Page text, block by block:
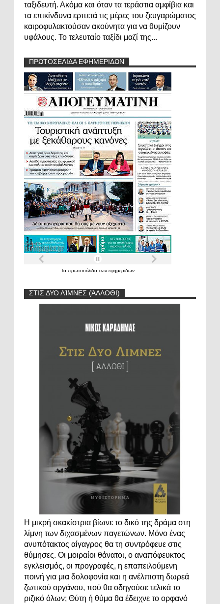
ταξιδευτή. Ακόμα και όταν τα τεράστια αμφίβια και
τα επικίνδυνα ερπετά τις μέρες του ζευγαρώματος
καιροφυλακτούσαν ακούνητα για να θυμίζουν
υφάλους. Το τελευταίο ταξίδι μαζί της...
ΠΡΩΤΟΣΕΛΙΔΑ ΕΦΗΜΕΡΙΔΩΝ
Τα πρωτοσέλιδα των εφημερίδων
ΣΤΙΣ ΔΥΟ ΛΊΜΝΕΣ (ΆΛΛΟΘΙ)
Η μικρή σκακίστρια βίωνε το δικό της δράμα στη
λίμνη των διχασμένων παγετώνων. Μόνο ένας
ανυπότακτος αίγαγρος θα τη συντρόφευε στις
θύμησες. Οι μοιραίοι θάνατοι, ο αναπόφευκτος
εγκλεισμός, οι προγραφές, η επαπειλούμενη
ποινή για μια δολοφονία και η ανέλπιστη δωρεά
ζωτικού οργάνου, πού θα οδηγούσε τελικά το
ριζικό όλων; Θύτη ή θύμα θα έδειχνε το ορφανό